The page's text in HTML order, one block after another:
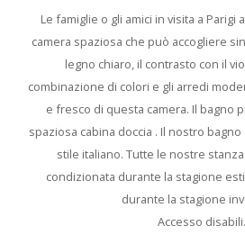
Le famiglie o gli amici in visita a
camera spaziosa che può accogliere
legno chiaro, il contrasto con il
combinazione di colori e gli arredi
e fresco di questa camera. Il bagno
spaziosa cabina doccia . Il nostro
stile italiano. Tutte le nostre
condizionata durante la stagione
durante la stagione
Accesso disabili.